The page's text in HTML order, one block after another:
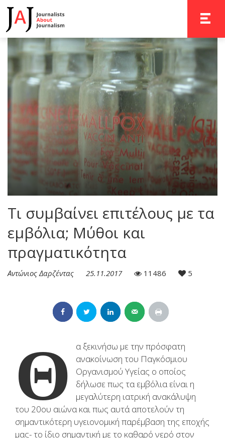
Τι συμβαίνει επιτέλους με τα
εμβόλια; Μύθοι και
πραγματικότητα
Αντώνιος Δαρζέντας 25.11.2017 11486 5
Θ
α ξεκινήσω με την πρόσφατη
ανακοίνωση του Παγκόσμιου
Οργανισμού Υγείας ο οποίος
δήλωσε πως τα εμβόλια είναι η
μεγαλύτερη ιατρική ανακάλυψη
του 20ου αιώνα και πως αυτά αποτελούν τη
σημαντικότερη υγειονομική παρέμβαση της εποχής
μας- το ίδιο σημαντική με το καθαρό νερό στον